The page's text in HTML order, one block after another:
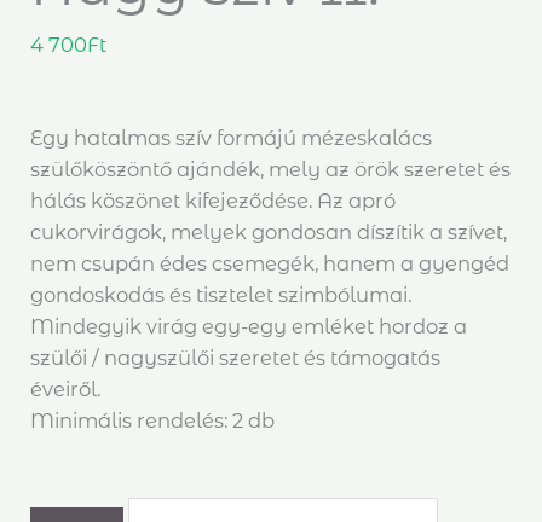
4 700Ft
Egy hatalmas szív formájú mézeskalács
szülőköszöntő ajándék, mely az örök szeretet és
hálás köszönet kifejeződése. Az apró
cukorvirágok, melyek gondosan díszítik a szívet,
nem csupán édes csemegék, hanem a gyengéd
gondoskodás és tisztelet szimbólumai.
Mindegyik virág egy-egy emléket hordoz a
szülői / nagyszülői szeretet és támogatás
éveiről.
Minimális rendelés: 2 db